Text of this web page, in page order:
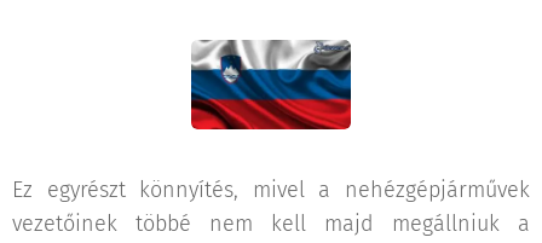
Ez egyrészt könnyítés, mivel a nehézgépjárművek
vezetőinek többé nem kell majd megállniuk a